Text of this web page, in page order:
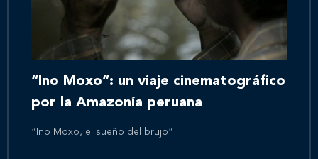
Inicio
“Ino Moxo”: un viaje cinematográfico
por la Amazonía peruana
“Ino Moxo, el sueño del brujo”